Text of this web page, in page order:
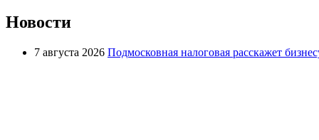
Новости
7 августа 2026 Подмосковная налоговая расскажет